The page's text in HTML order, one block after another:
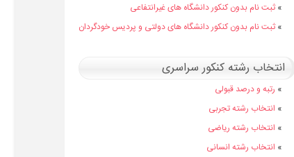
» ثبت نام بدون کنکور دانشگاه های غیرانتفاعی
» ثبت نام بدون کنکور دانشگاه های دولتی و پردیس خودگردان
انتخاب رشته کنکور سراسری
» رتبه و درصد قبولی
» انتخاب رشته تجربی
» انتخاب رشته ریاضی
» انتخاب رشته انسانی